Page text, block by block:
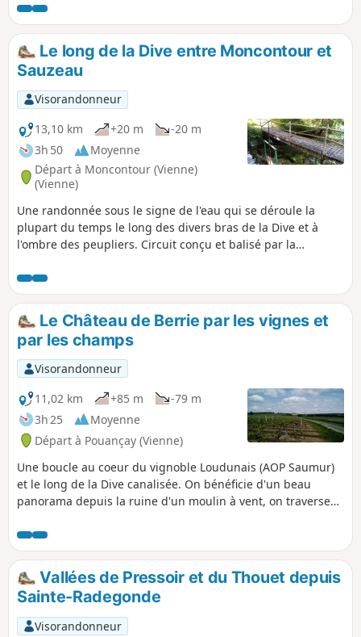
les champs et en sous-bois et qui traverse de jolis villages
aux belles maisons de tuffeau et aux caves troglodytes.
Itinéraire conçu et balisé par la Communauté de
Communes du Loudunais.
Le long de la Dive entre Moncontour et
Sauzeau
Visorandonneur
13,10 km
+20 m
-20 m
3h 50
Moyenne
Départ à Moncontour (Vienne)
(Vienne)
Une randonnée sous le signe de l'eau qui se déroule la
plupart du temps le long des divers bras de la Dive et à
l'ombre des peupliers. Circuit conçu et balisé par la
le comité départemental FFRP de la Vienne.
Le Château de Berrie par les vignes et
par les champs
Visorandonneur
11,02 km
+85 m
-79 m
3h 25
Moyenne
Départ à Pouançay (Vienne)
Une boucle au coeur du vignoble Loudunais (AOP Saumur)
et le long de la Dive canalisée. On bénéficie d'un beau
panorama depuis la ruine d'un moulin à vent, on traverse
d'un ancien château-fort aux douves encore visibles. Circuit
conçu et balisé par la Communauté de Communes du
Loudunais, et labellisé par le comité départemental FFRP de
la Vienne
Vallées de Pressoir et du Thouet depuis
Sainte-Radegonde
Visorandonneur